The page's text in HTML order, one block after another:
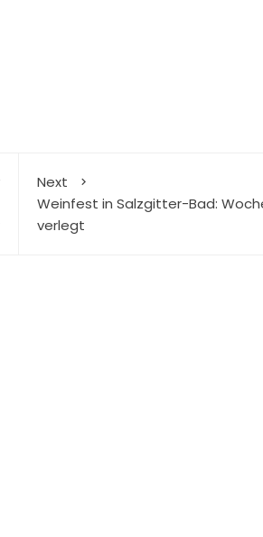
Next
Weinfest in Salzgitter-Bad:
verlegt